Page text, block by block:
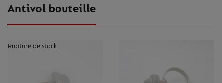
Antivol bouteille
Rupture de stock